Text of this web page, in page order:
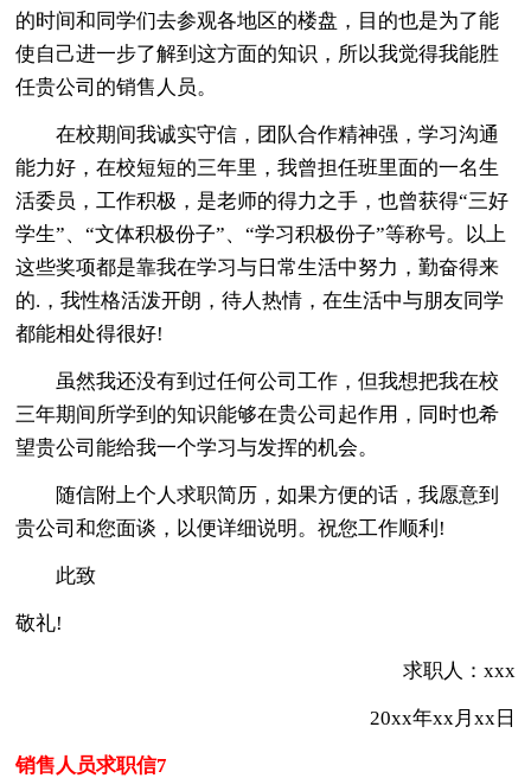
的时间和同学们去参观各地区的楼盘，目的也是为了能
使自己进一步了解到这方面的知识，所以我觉得我能胜
任贵公司的销售人员。
在校期间我诚实守信，团队合作精神强，学习沟通
能力好，在校短短的三年里，我曾担任班里面的一名生
活委员，工作积极，是老师的得力之手，也曾获得“三好
学生”、“文体积极份子”、“学习积极份子”等称号。以上
这些奖项都是靠我在学习与日常生活中努力，勤奋得来
的.，我性格活泼开朗，待人热情，在生活中与朋友同学
都能相处得很好!
虽然我还没有到过任何公司工作，但我想把我在校
三年期间所学到的知识能够在贵公司起作用，同时也希
望贵公司能给我一个学习与发挥的机会。
随信附上个人求职简历，如果方便的话，我愿意到
贵公司和您面谈，以便详细说明。祝您工作顺利!
此致
敬礼!
求职人：xxx
20xx年xx月xx日
销售人员求职信7